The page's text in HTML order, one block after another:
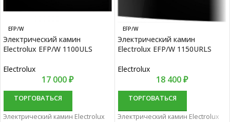
EFP/W
Электрический камин
Electrolux EFP/W 1100ULS
Electrolux
17 000₽
ТОРГОВАТЬСЯ
Электрический камин Electrolux
EFP/W
Электрический камин
Electrolux EFP/W 1150URLS
Electrolux
18 400₽
ТОРГОВАТЬСЯ
Электрический камин Electrolux